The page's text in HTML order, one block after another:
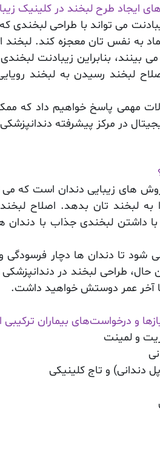
ایجاد طرح لبخند در کلینیک
می تواند با طراحی
به نفس تان معجزه کند.
بینند، بنابراین زیبادنت
لبخند رسیدن به لبخند
مهمی پاسخ خواهیم داد که
در مرکز پیشرفته
های زیبایی دندان است که می
به لبخند تان بدهد. اصلاح
لبخندی جذاب با دندان
تا دندان ها دچار فرسودگی
حال، طراحی لبخند در
آخر عمر دوستش خواهید داشت.
و درخواست‌های بیماران ترکیبی
و لمینت
دندانی) و تاج کلینیکی